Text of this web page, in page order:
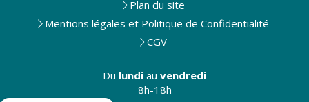
Plan du site
Mentions légales et Politique de Confidentialité
CGV
Du lundi au vendredi
8h-18h